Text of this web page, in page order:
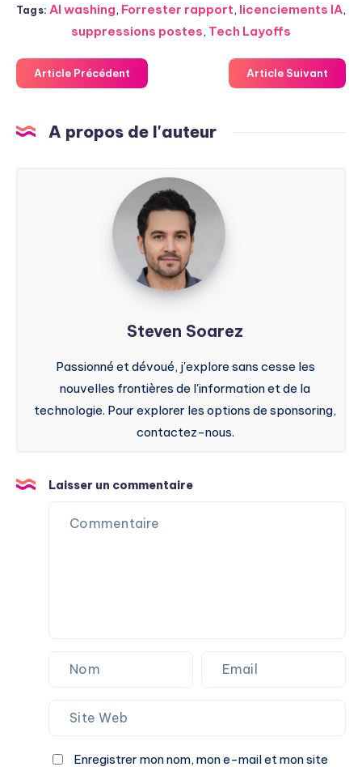
Tags: AI washing, Forrester rapport, licenciements IA,
suppressions postes, Tech Layoffs
Article Précédent Article Suivant
A propos de l'auteur
Steven
Soarez
Steven Soarez
Passionné et dévoué, j'explore sans cesse les
nouvelles frontières de l'information et de la
technologie. Pour explorer les options de sponsoring,
contactez-nous.
Laisser un commentaire
Enregistrer mon nom, mon e-mail et mon site